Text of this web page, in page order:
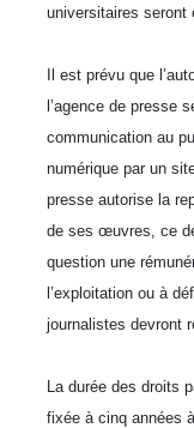
universitaires seront
Il est prévu que
l’agence de presse
communication au
numérique par un
presse autorise la
de ses œuvres, ce
question une
l’exploitation ou à
journalistes devront
La durée des droits
fixée à cinq années